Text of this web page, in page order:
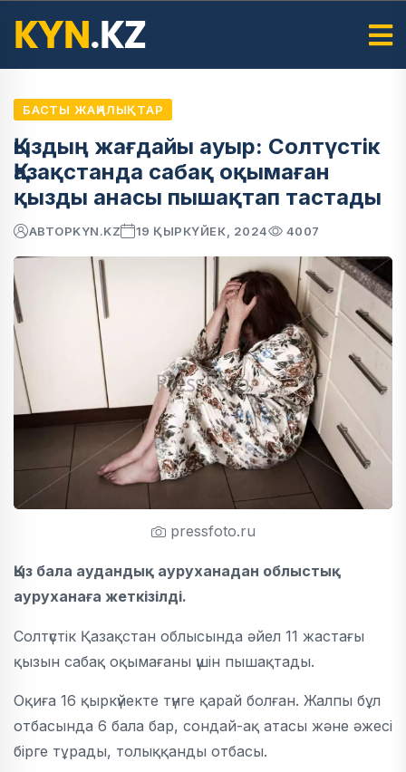
БАСТЫ ЖАҢАЛЫҚТАР
Қыздың жағдайы ауыр: Солтүстік
Қазақстанда сабақ оқымаған
қызды анасы пышақтап тастады
АВТОРKYN.KZ 19 ҚЫРКҮЙЕК, 2024 4007
pressfoto.ru
Қыз бала аудандық ауруханадан облыстық
ауруханаға жеткізілді.
Солтүстік Қазақстан облысында әйел 11 жастағы
қызын сабақ оқымағаны үшін пышақтады.
Оқиға 16 қыркүйекте түнге қарай болған. Жалпы бұл
отбасында 6 бала бар, сондай-ақ атасы және әжесі
бірге тұрады, толыққанды отбасы.